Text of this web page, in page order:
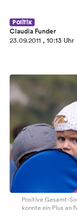
Politik
Claudia Funder
23.09.2011 , 10:13 Uhr
Positive Gesamt-
konnte ein Plus an